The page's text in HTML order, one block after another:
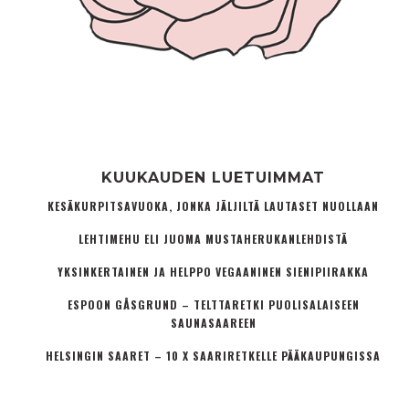
KUUKAUDEN LUETUIMMAT
KESÄKURPITSAVUOKA, JONKA JÄLJILTÄ LAUTASET NUOLLAAN
LEHTIMEHU ELI JUOMA MUSTAHERUKANLEHDISTÄ
YKSINKERTAINEN JA HELPPO VEGAANINEN SIENIPIIRAKKA
ESPOON GÅSGRUND – TELTTARETKI PUOLISALAISEEN
SAUNASAAREEN
HELSINGIN SAARET – 10 X SAARIRETKELLE PÄÄKAUPUNGISSA